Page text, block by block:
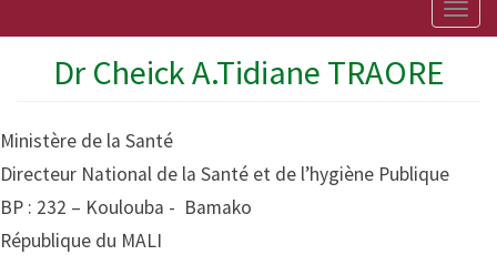
Dr Cheick A.Tidiane TRAORE
Ministère de la Santé
Directeur National de la Santé et de l’hygiène Publique
BP : 232 – Koulouba - Bamako
République du MALI